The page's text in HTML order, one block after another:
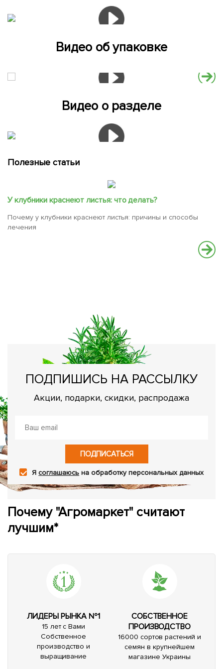
Видео об упаковке
Видео о разделе
Полезные статьи
У клубники краснеют листья: что делать?
Почему у клубники краснеют листья: причины и способы
лечения
ПОДПИШИСЬ НА РАССЫЛКУ
Акции, подарки, скидки, распродажа
ПОДПИСАТЬСЯ
Ясоглашаюсь на обработку персональных данных
Почему "Агромаркет" считают
лучшим*
ЛИДЕРЫ РЫНКА №1
15 лет с Вами
Собственное
производство и
выращивание
СОБСТВЕННОЕ
ПРОИЗВОДСТВО
16000 сортов растений и
семян в крупнейшем
магазине Украины